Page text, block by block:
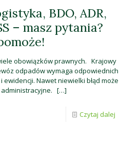
BDO, ADR,
– masz pytania?
obowiązków prawnych. Krajowy
odpadów wymaga odpowiednich
ewidencji. Nawet niewielki błąd może
[…]
Czytaj dalej